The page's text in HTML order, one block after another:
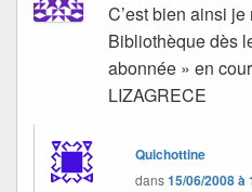
C’est bien ainsi
Bibliothèque dès
abonnée » en
LIZAGRECE
Quichottine
dans15/06/2008 à